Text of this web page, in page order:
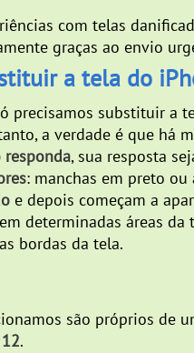
com telas
graças ao envio
a tela do
precisamos substituir a
a verdade é que há
, sua resposta
: manchas em preto
e depois começam a
em determinadas áreas da
bordas da tela.
são próprios
.